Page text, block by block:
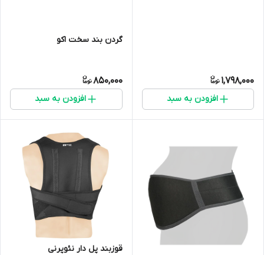
1,798,000
افزودن به سبد
گردن بند سخت اکو
850,000
افزودن به سبد
قوزبند پل دار نئوپرنی